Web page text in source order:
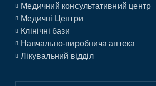
Медичний консультативний центр
Медичні Центри
Клінічні бази
Навчально-виробнича аптека
Лікувальний відділ